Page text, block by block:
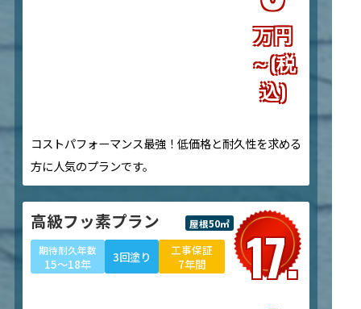
万円
～(税
込)
コストパフォーマンス最強！低価格と耐久性を求める
方に人気のプランです。
高級フッ素プラン
屋根50㎡
期待耐久年数
15～18年 3回塗り 工事保証
7年間
17.